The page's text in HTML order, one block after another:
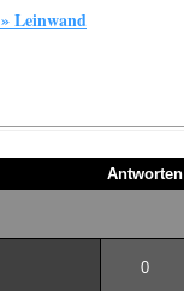
»Leinwand
Antworten
0